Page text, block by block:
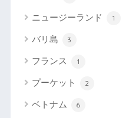
ニュージーランド 1
バリ島 3
フランス 1
プーケット 2
ベトナム 6